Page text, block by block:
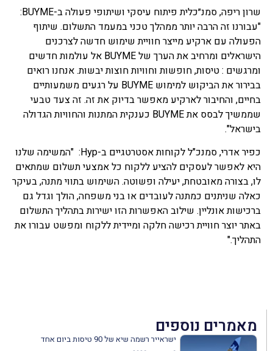
שרון ריפה, סמנ״כלית פיתוח עיסקי ושיתופי פעולה ב-BUYME:
"עבורנו זה הרבה יותר ממהלך טכני במעמד התשלום. שיתוף
הפעולה עם ארקיע מייצר חוויית שימוש חדשה לצרכנים
הישראלים ומרחיב את הערך של BUYME אל עולמות חדשים
ומרגשים : טיסות, חופשות וחוויות חוצות יבשות. אנחנו רואים
בבירור את הביקוש למימוש BUYME על רגעים משמעותיים
בחיים, והחיבור לארקיע מאפשר בדיוק את זה. זה צעד טבעי
שממשיך לבסס את BUYME כענקית המתנות והחוויות הגדולה
בישראל".
כפיר אדרי, סמנכ"ל לקוחות אסטרטגיים ב-Hyp: "המשימה שלנו
היא לאפשר לעסקים להציע ללקוח כל אמצעי תשלום שמתאים
לו, בצורה מאובטחת, יעילה ופשוטה. השימוש בתווי מתנה, בעיקר
כאלה שניתנים כמתנה לעובדים או בני משפחה, הולך וגדל גם
ברכישות אונליין. שילוב האפשרות הזו ישירות בתהליך התשלום
באתר יוצר חוויית רכישה חלקה ומיידית ללקוח ומפשט עבורו את
התהליך."
מאמרים נוספים
ישראייר רשמה שיא של 90 טיסות ביום אחד